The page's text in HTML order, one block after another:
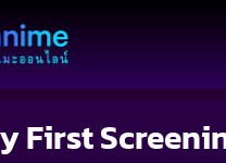
First